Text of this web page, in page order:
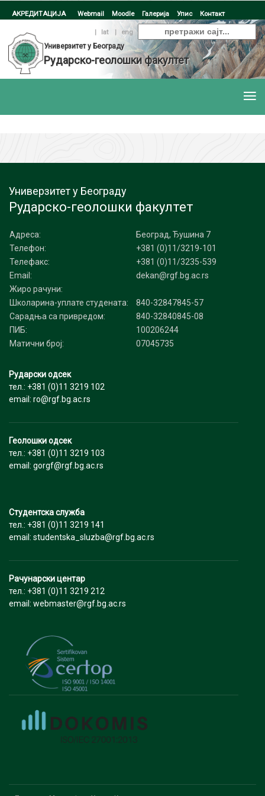
АКРЕДИТАЦИЈА Webmail Moodle Галерија Упис Контакт
| lat |
eng
Универзитет у Београду
Рударско-геолошки факултет
Универзитет у Београду
Рударско-геолошки факултет
Адреса:
Београд, Ђушина 7
Телефон:
+381 (0)11/3219-101
Телефакс:
+381 (0)11/3235-539
Email:
dekan@rgf.bg.ac.rs
Жиро рачуни:
Школарина-уплате студената:
840-32847845-57
Сарадња са привредом:
840-32840845-08
ПИБ:
100206244
Матични број:
07045735
Рударски одсек
тел.: +381 (0)11 3219 102
email: ro@rgf.bg.ac.rs
Геолошки одсек
тел.: +381 (0)11 3219 103
email: gorgf@rgf.bg.ac.rs
Студентска служба
тел.: +381 (0)11 3219 141
email: studentska_sluzba@rgf.bg.ac.rs
Рачунарски центар
тел.: +381 (0)11 3219 212
email: webmaster@rgf.bg.ac.rs